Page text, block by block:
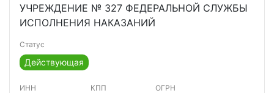
УЧРЕЖДЕНИЕ № 327 ФЕДЕРАЛЬНОЙ СЛУЖБЫ
ИСПОЛНЕНИЯ НАКАЗАНИЙ
Статус
Действующая
ИНН КПП ОГРН